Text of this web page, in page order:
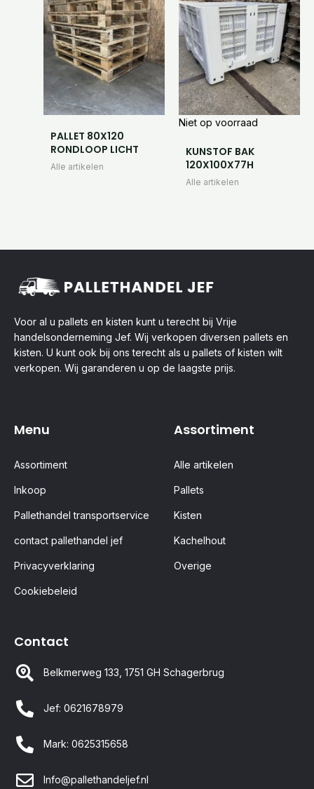
PALLET 80X120
RONDLOOP LICHT
Alle artikelen
Niet op voorraad
KUNSTOF BAK
120X100X77H
Alle artikelen
Voor al u pallets en kisten kunt u terecht bij Vrije
handelsonderneming Jef. Wij verkopen diversen pallets en
kisten. U kunt ook bij ons terecht als u pallets of kisten wilt
verkopen. Wij garanderen u op de laagste prijs.
Menu
Assortiment
Inkoop
Pallethandel transportservice
contact pallethandel jef
Privacyverklaring
Cookiebeleid
Assortiment
Alle artikelen
Pallets
Kisten
Kachelhout
Overige
Contact
Belkmerweg 133, 1751 GH Schagerbrug
Jef: 0621678979
Mark: 0625315658
Info@pallethandeljef.nl